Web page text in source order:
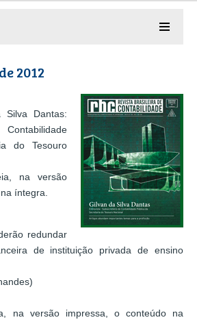
2012
Silva Dantas:
do Tesouro
na versão
íntegra.
redundar
de instituição privada de ensino
na versão impressa, o conteúdo na